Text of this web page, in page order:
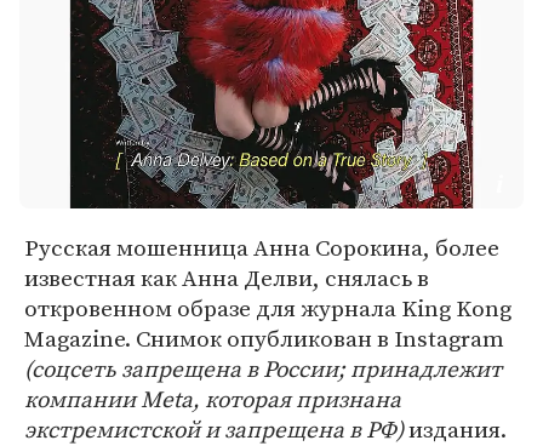
Русская мошенница Анна Сорокина, более
известная как Анна Делви, снялась в
откровенном образе для журнала King Kong
Magazine. Снимок опубликован в Instagram
(соцсеть запрещена в России; принадлежит
компании Meta, которая признана
экстремистской и запрещена в РФ)издания.